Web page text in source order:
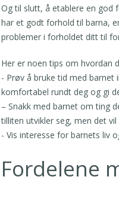
Og til slutt, å etablere en god
har et godt forhold til barna,
problemer i forholdet ditt til
Her er noen tips om hvordan
- Prøv å bruke tid med
komfortabel rundt deg og gi
– Snakk med barnet om ting
tilliten utvikler seg, men det
- Vis interesse for barnets liv
Fordelene